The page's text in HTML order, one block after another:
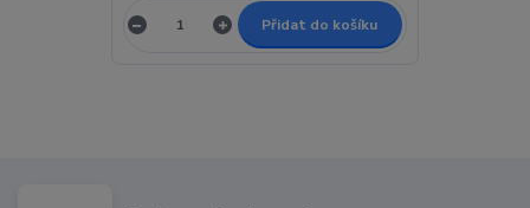
Přidat do košíku